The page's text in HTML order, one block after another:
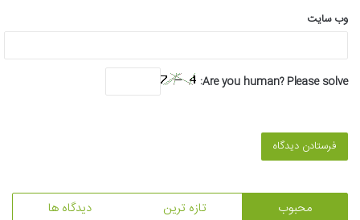
وب‌ سایت
Are you human? Please solve:
محبوب تازه ترین دیدگاه ها